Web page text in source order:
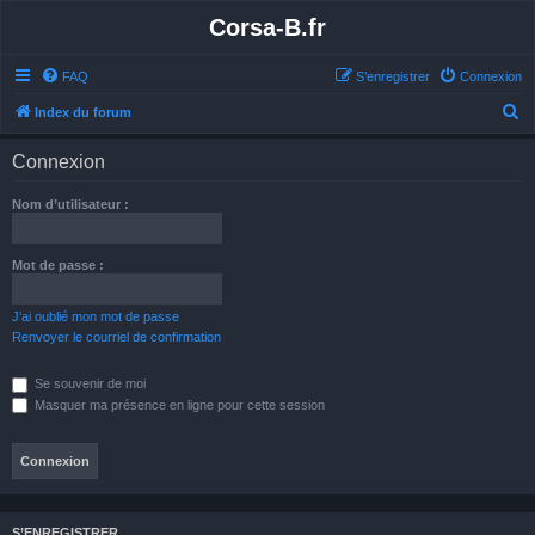
Corsa-B.fr
FAQ Connexion
S’enregistrer
Index du forum
Connexion
Nom d’utilisateur :
Mot de passe :
J’ai oublié mon mot de passe
Renvoyer le courriel de confirmation
Se souvenir de moi
Masquer ma présence en ligne pour cette session